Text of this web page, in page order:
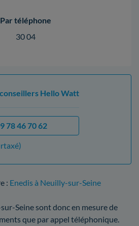
Par téléphone
30 04
Hello Watt
78 46 70 62
: Enedis à Neuilly-sur-Seine
Seine sont donc en mesure de
que par appel téléphonique.